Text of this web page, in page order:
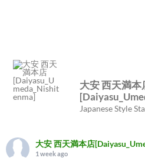
大安 西天満本
Japanese Style
大安 西天満本店
1 week ago